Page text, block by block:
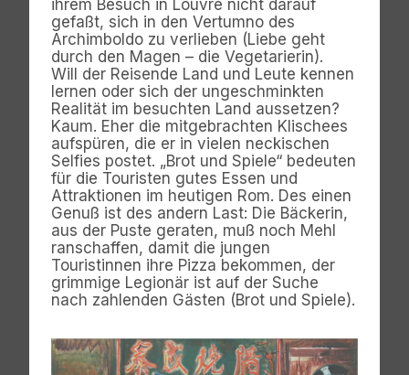
ihrem Besuch in Louvre nicht darauf
gefaßt, sich in den Vertumno des
Archimboldo zu verlieben (Liebe geht
durch den Magen – die Vegetarierin).
Will der Reisende Land und Leute kennen
lernen oder sich der ungeschminkten
Realität im besuchten Land aussetzen?
Kaum. Eher die mitgebrachten Klischees
aufspüren, die er in vielen neckischen
Selfies postet. „Brot und Spiele“ bedeuten
für die Touristen gutes Essen und
Attraktionen im heutigen Rom. Des einen
Genuß ist des andern Last: Die Bäckerin,
aus der Puste geraten, muß noch Mehl
ranschaffen, damit die jungen
Touristinnen ihre Pizza bekommen, der
grimmige Legionär ist auf der Suche
nach zahlenden Gästen (Brot und Spiele).